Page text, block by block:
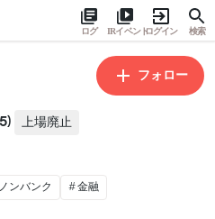
ログ IRイベントログイン 検索
フォロー
上場廃止
ノンバンク 金融